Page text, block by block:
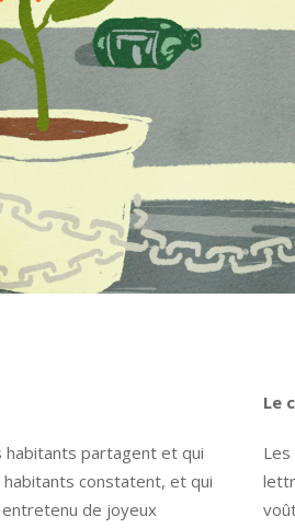
habitants partagent et qui
constatent, et qui
de joyeux
Le